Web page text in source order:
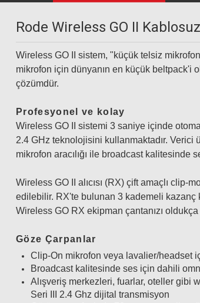
Rode Wireless GO II
Wireless GO II sistem, "küçük telsiz
mikrofon için dünyanın en küçük beltpack'i
çözümdür.
Profesyonel ve kolay
Wireless GO II sistemi 3 saniye içinde
2.4 GHz teknolojisini kullanmaktadır.
mikrofon aracılığı ile broadcast kalitesinde
Wireless GO II alıcısı (RX) çift amaçlı clip-
edilebilir. RX'te bulunan 3 kademeli kazanç
Wireless GO RX ekipman çantanızı
Göze Çarpanlar
Clip-On mikrofon veya lavalier/headset
Broadcast kalitesinde ses için dahili
Alışveriş merkezleri, fuarlar, oteller gibi
Seri III 2.4 Ghz dijital transmisyon